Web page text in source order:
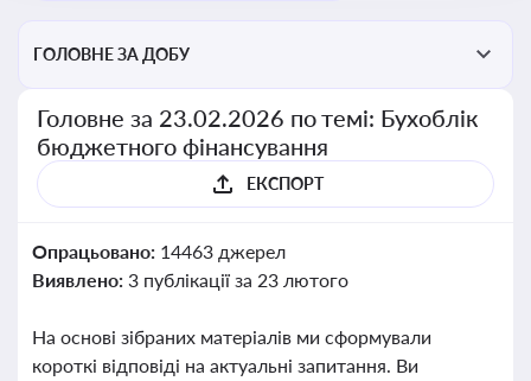
ГОЛОВНЕ ЗА ДОБУ
Головне за 23.02.2026 по темі: Бухоблік
бюджетного фінансування
ЕКСПОРТ
Опрацьовано: 14463 джерел
Виявлено: 3 публікації за 23 лютого
На основі зібраних матеріалів ми сформували
короткі відповіді на актуальні запитання. Ви